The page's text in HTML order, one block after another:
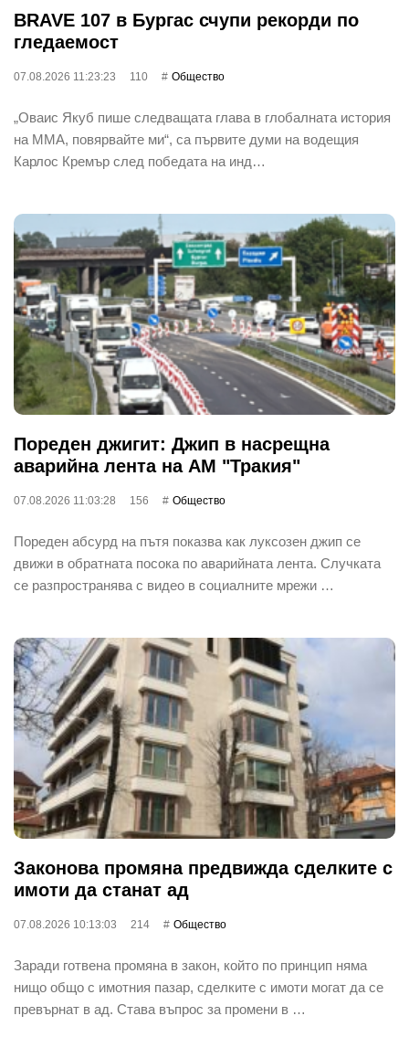
BRAVE 107 в Бургас счупи рекорди по
гледаемост
07.08.2026 11:23:23 110 Общество
„Оваис Якуб пише следващата глава в глобалната история
на ММА, повярвайте ми“, са първите думи на водещия
Карлос Кремър след победата на инд…
Пореден джигит: Джип в насрещна
аварийна лента на АМ "Тракия"
07.08.2026 11:03:28 156 Общество
Пореден абсурд на пътя показва как луксозен джип се
движи в обратната посока по аварийната лента. Случката
се разпространява с видео в социалните мрежи …
Законова промяна предвижда сделките с
имоти да станат ад
07.08.2026 10:13:03 214 Общество
Заради готвена промяна в закон, който по принцип няма
нищо общо с имотния пазар, сделките с имоти могат да се
превърнат в ад. Става въпрос за промени в …